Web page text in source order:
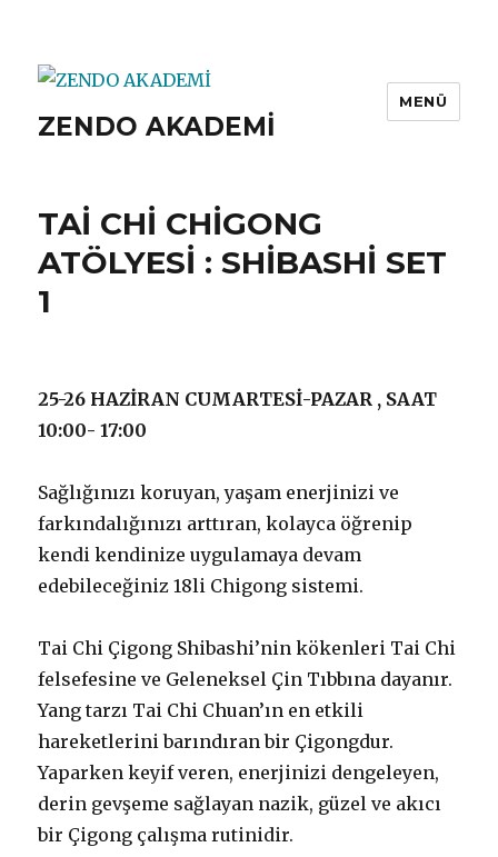
ZENDO AKADEMİ
MENÜ
TAİ CHİ CHİGONG
ATÖLYESİ : SHİBASHİ SET
1
25-26 HAZİRAN CUMARTESİ-PAZAR , SAAT
10:00- 17:00
Sağlığınızı koruyan, yaşam enerjinizi ve
farkındalığınızı arttıran, kolayca öğrenip
kendi kendinize uygulamaya devam
edebileceğiniz 18li Chigong sistemi.
Tai Chi Çigong Shibashi’nin kökenleri Tai Chi
felsefesine ve Geleneksel Çin Tıbbına dayanır.
Yang tarzı Tai Chi Chuan’ın en etkili
hareketlerini barındıran bir Çigongdur.
Yaparken keyif veren, enerjinizi dengeleyen,
derin gevşeme sağlayan nazik, güzel ve akıcı
bir Çigong çalışma rutinidir.